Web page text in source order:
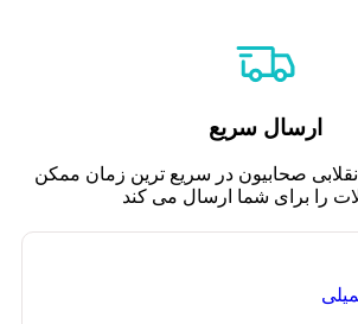
ارسال سریع
صحابیون در سریع ترین زمان ممکن
را برای شما ارسال می کند